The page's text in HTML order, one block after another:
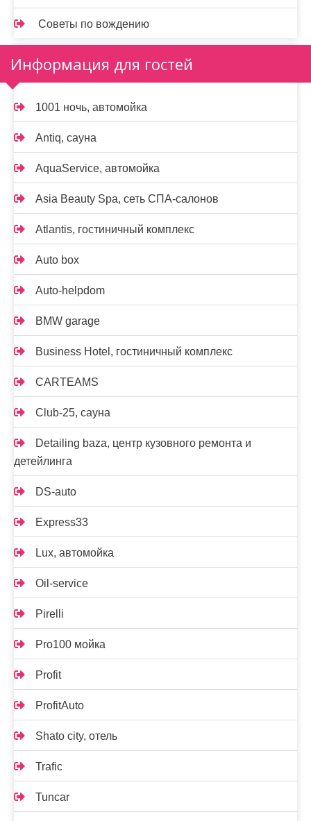
Советы по вождению
Информация для гостей
1001 ночь, автомойка
Antiq, сауна
AquaService, автомойка
Asia Beauty Spa, сеть СПА-салонов
Atlantis, гостиничный комплекс
Auto box
Auto-helpdom
BMW garage
Business Hotel, гостиничный комплекс
CARTEAMS
Club-25, сауна
Detailing baza, центр кузовного ремонта и
детейлинга
DS-auto
Express33
Lux, автомойка
Oil-service
Pirelli
Pro100 мойка
Profit
ProfitAuto
Shato city, отель
Trafic
Tuncar